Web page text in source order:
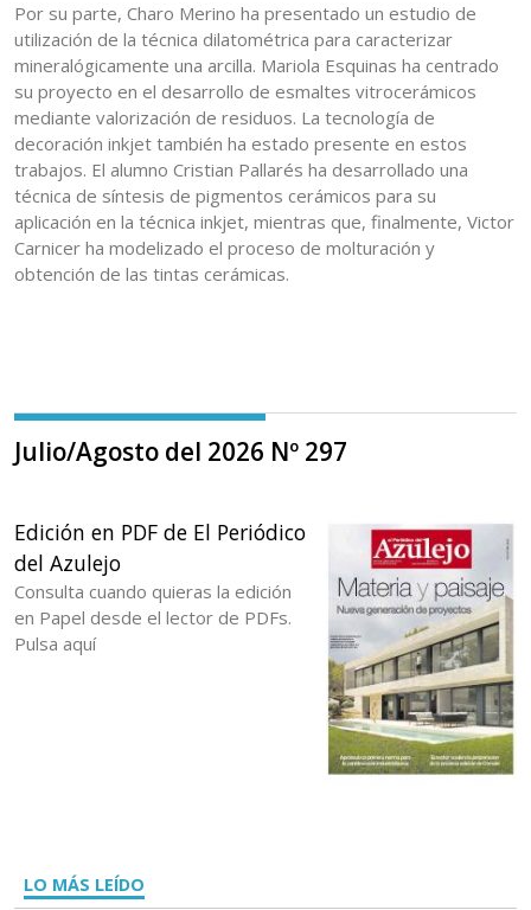
Por su parte, Charo Merino ha presentado un estudio de
utilización de la técnica dilatométrica para caracterizar
mineralógicamente una arcilla. Mariola Esquinas ha centrado
su proyecto en el desarrollo de esmaltes vitrocerámicos
mediante valorización de residuos. La tecnología de
decoración inkjet también ha estado presente en estos
trabajos. El alumno Cristian Pallarés ha desarrollado una
técnica de síntesis de pigmentos cerámicos para su
aplicación en la técnica inkjet, mientras que, finalmente, Victor
Carnicer ha modelizado el proceso de molturación y
obtención de las tintas cerámicas.
Julio/Agosto del 2026 Nº 297
Edición en PDF de El Periódico
del Azulejo
Consulta cuando quieras la edición
en Papel desde el lector de PDFs.
Pulsa aquí
LO MÁS LEÍDO